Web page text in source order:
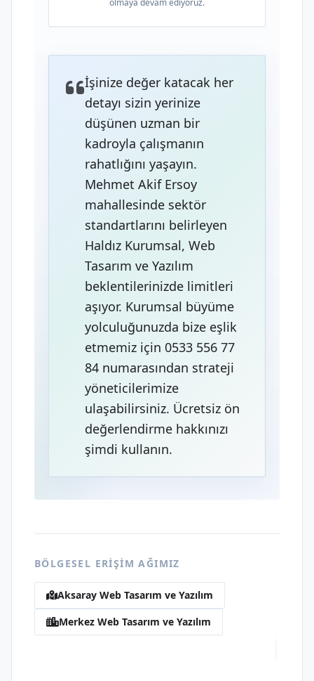
olmaya devam ediyoruz.
İşinize değer katacak her
detayı sizin yerinize
düşünen uzman bir
kadroyla çalışmanın
rahatlığını yaşayın.
Mehmet Akif Ersoy
mahallesinde sektör
standartlarını belirleyen
Haldız Kurumsal, Web
Tasarım ve Yazılım
beklentilerinizde limitleri
aşıyor. Kurumsal büyüme
yolculuğunuzda bize eşlik
etmemiz için 0533 556 77
84 numarasından strateji
yöneticilerimize
ulaşabilirsiniz. Ücretsiz ön
değerlendirme hakkınızı
şimdi kullanın.
BÖLGESEL ERIŞIM AĞIMIZ
Aksaray Web Tasarım ve Yazılım
Merkez Web Tasarım ve Yazılım